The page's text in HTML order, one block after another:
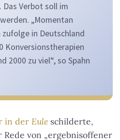
Verbot soll im
„Momentan
in Deutschland
Konversionstherapien
2000 zu viel“, so Spahn
in der Eule schilderte,
von „ergebnisoffener